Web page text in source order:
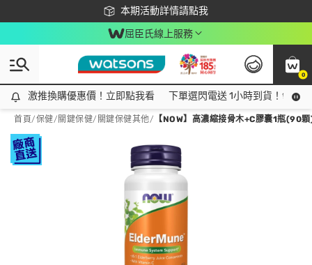
本期活動詳情請點我
下載app最高回饋$350
屈臣氏線上服務
0
激推換購優惠價！立即點我看
激推換購優惠價！立即點我看 下單選閃電送 1小時到貨！領神
首頁/保健/ 關鍵保健/ 關鍵保健其他/ 【NOW】高濃縮接骨木+C膠囊1瓶(90